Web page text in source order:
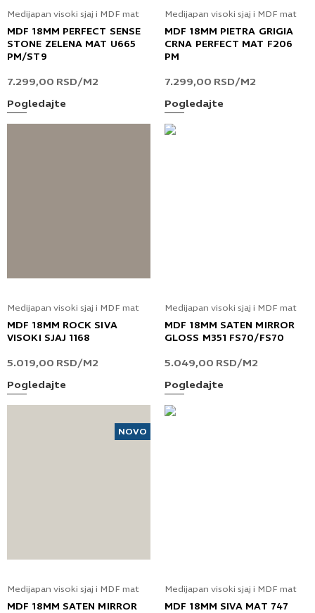
Medijapan visoki sjaj i MDF mat
MDF 18MM PERFECT SENSE
STONE ZELENA MAT U665
PM/ST9
7.299,00 RSD/M2
Pogledajte
Medijapan visoki sjaj i MDF mat
MDF 18MM PIETRA GRIGIA
CRNA PERFECT MAT F206
PM
7.299,00 RSD/M2
Pogledajte
Medijapan visoki sjaj i MDF mat
MDF 18MM ROCK SIVA
VISOKI SJAJ 1168
5.019,00 RSD/M2
Pogledajte
Medijapan visoki sjaj i MDF mat
MDF 18MM SATEN MIRROR
GLOSS M351 FS70/FS70
5.049,00 RSD/M2
Pogledajte
NOVO
Medijapan visoki sjaj i MDF mat
MDF 18MM SATEN MIRROR
Medijapan visoki sjaj i MDF mat
MDF 18MM SIVA MAT 747